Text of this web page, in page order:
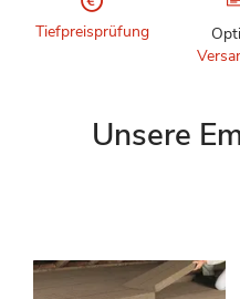
Tiefpreisprüfung
Unsere